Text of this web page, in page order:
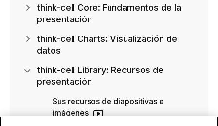
think-cell Core: Fundamentos de la
presentación
think-cell Charts: Visualización de
datos
think-cell Library: Recursos de
presentación
Sus recursos de diapositivas e
imágenes